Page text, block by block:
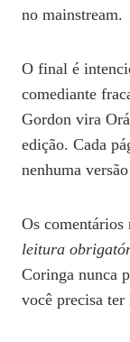
no mainstream.
O final é
comediante
Gordon vira
edição. Cada
nenhuma
Os comentários
leitura
Coringa nunca
você precisa